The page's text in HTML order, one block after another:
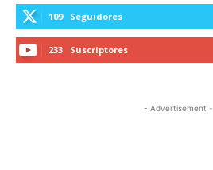
109 Seguidores
233 Suscriptores
- Advertisement -